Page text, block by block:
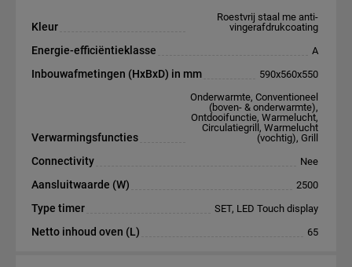
Kleur
Roestvrij staal me anti-
vingerafdrukcoating
Energie-efficiëntieklasse A
Inbouwafmetingen (HxBxD) in mm 590x560x550
Verwarmingsfuncties
Onderwarmte, Conventioneel
(boven- & onderwarmte),
Ontdooifunctie, Warmelucht,
Circulatiegrill, Warmelucht
(vochtig), Grill
Connectivity Nee
Aansluitwaarde (W) 2500
Type timer SET, LED Touch display
Netto inhoud oven (L) 65